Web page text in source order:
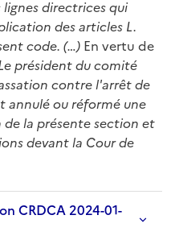
directrices qui
des articles L.
code. (…) En vertu de
président du comité
contre l'arrêt de
annulé ou réformé une
la présente section et
devant la Cour de
CRDCA 2024-01-